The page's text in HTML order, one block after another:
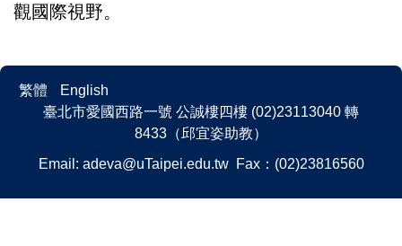
觀國際視野。
繁體
English
臺北市愛國西路一號 公誠樓四樓 (02)23113040 轉
8433（邱宜姿助教）
Email: adeva@uTaipei.edu.twFax：(02)23816560